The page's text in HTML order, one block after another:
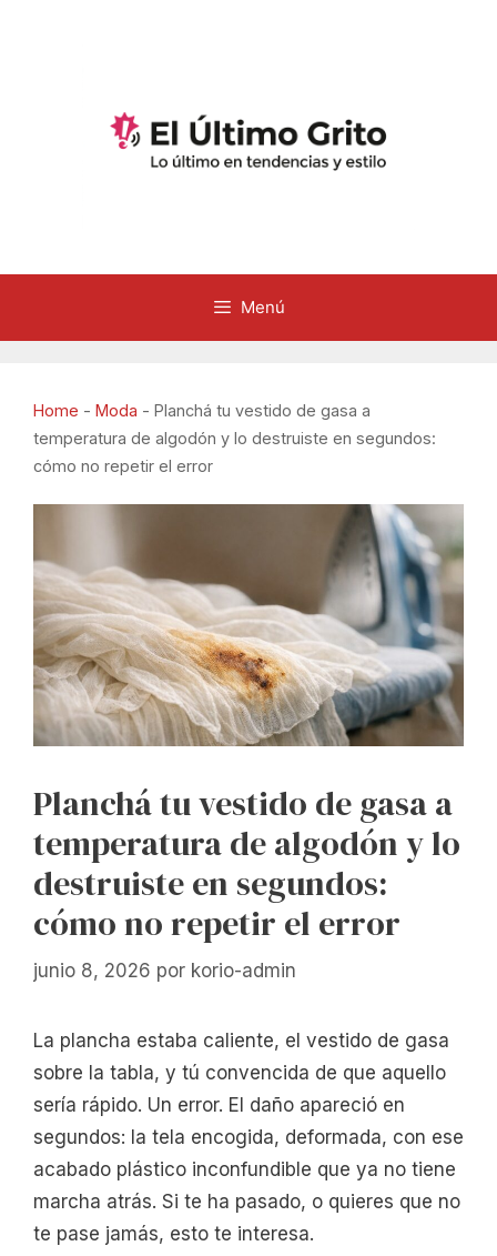
Menú
Home - Moda - Planchá tu vestido de gasa a
temperatura de algodón y lo destruiste en segundos:
cómo no repetir el error
Planchá tu vestido de gasa a
temperatura de algodón y lo
destruiste en segundos:
cómo no repetir el error
junio 8, 2026 por korio-admin
La plancha estaba caliente, el vestido de gasa
sobre la tabla, y tú convencida de que aquello
sería rápido. Un error. El daño apareció en
segundos: la tela encogida, deformada, con ese
acabado plástico inconfundible que ya no tiene
marcha atrás. Si te ha pasado, o quieres que no
te pase jamás, esto te interesa.